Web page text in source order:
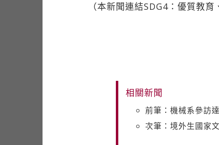
（本新聞連結SDG4：優質教育
相關新聞
前筆：機械系參訪
次筆：境外生國家